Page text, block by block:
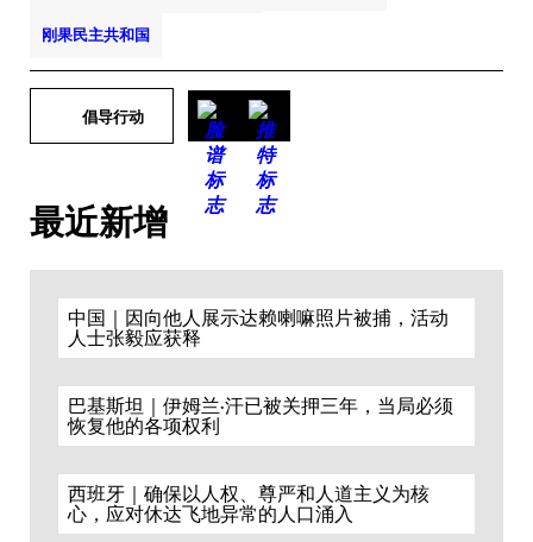
刚果民主共和国
倡导行动
最近新增
中国｜因向他人展示达赖喇嘛照片被捕，活动
人士张毅应获释
巴基斯坦｜伊姆兰·汗已被关押三年，当局必须
恢复他的各项权利
西班牙｜确保以人权、尊严和人道主义为核
心，应对休达飞地异常的人口涌入